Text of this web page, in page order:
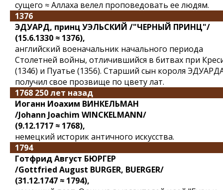
сущего ≈ Аллаха велел проповедовать ее людям.
1376
ЭДУАРД, принц УЭЛЬСКИЙ /"ЧЕРНЫЙ ПРИНЦ"/
(15.6.1330 ≈ 1376),
английский военачальник начального периода
Столетней войны, отличившийся в битвах при
(1346) и Пуатье (1356). Старший сын короля
получил свое прозвище по цвету лат.
1768 250 лет назад
Иоганн Иоахим ВИНКЕЛЬМАН
/Johann Joachim WINCKELMANN/
(9.12.1717 ≈ 1768),
немецкий историк античного искусства.
1794
Готфрид Август БЮРГЕР
/Gottfried August BURGER, BUERGER/
(31.12.1747 ≈ 1794),